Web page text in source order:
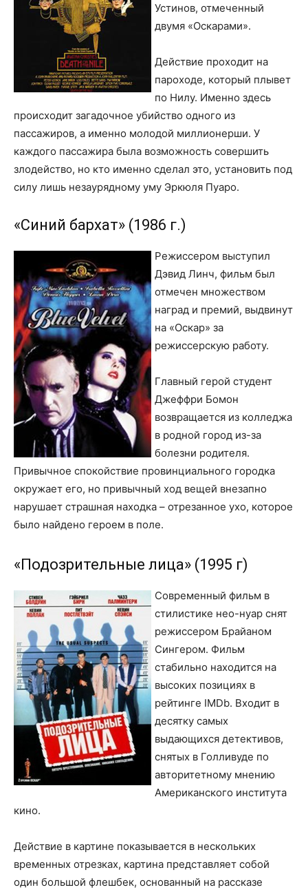
Устинов, отмеченный
двумя «Оскарами».
Действие проходит на
пароходе, который плывет
по Нилу. Именно здесь
происходит загадочное убийство одного из
пассажиров, а именно молодой миллионерши. У
каждого пассажира была возможность совершить
злодейство, но кто именно сделал это, установить под
силу лишь незаурядному уму Эркюля Пуаро.
«Синий бархат» (1986 г.)
Режиссером выступил
Дэвид Линч, фильм был
отмечен множеством
наград и премий, выдвинут
на «Оскар» за
режиссерскую работу.
Главный герой студент
Джеффри Бомон
возвращается из колледжа
в родной город из-за
болезни родителя.
Привычное спокойствие провинциального городка
окружает его, но привычный ход вещей внезапно
нарушает страшная находка – отрезанное ухо, которое
было найдено героем в поле.
«Подозрительные лица» (1995 г)
Современный фильм в
стилистике нео-нуар снят
режиссером Брайаном
Сингером. Фильм
стабильно находится на
высоких позициях в
рейтинге IMDb. Входит в
десятку самых
выдающихся детективов,
снятых в Голливуде по
авторитетному мнению
Американского института
кино.
Действие в картине показывается в нескольких
временных отрезках, картина представляет собой
один большой флешбек, основанный на рассказе